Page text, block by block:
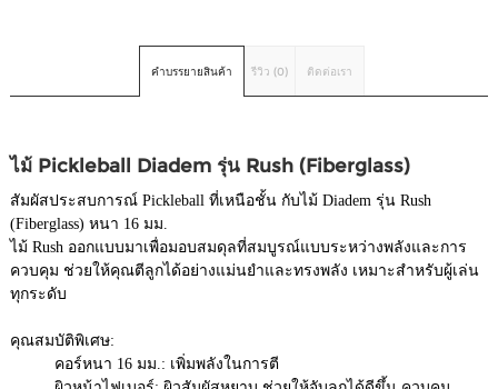
คำบรรยายสินค้า รีวิว (0) ติดต่อเรา
ไม้ Pickleball Diadem รุ่น Rush (Fiberglass)
สัมผัสประสบการณ์ Pickleball ที่เหนือชั้น กับไม้ Diadem รุ่น Rush
(Fiberglass) หนา 16 มม.
ไม้ Rush ออกแบบมาเพื่อมอบสมดุลที่สมบูรณ์แบบระหว่างพลังและการ
ควบคุม ช่วยให้คุณตีลูกได้อย่างแม่นยำและทรงพลัง เหมาะสำหรับผู้เล่น
ทุกระดับ
คุณสมบัติพิเศษ:
คอร์หนา 16 มม.: เพิ่มพลังในการตี